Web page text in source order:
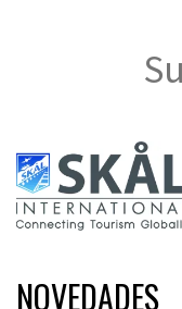
NOVEDADES